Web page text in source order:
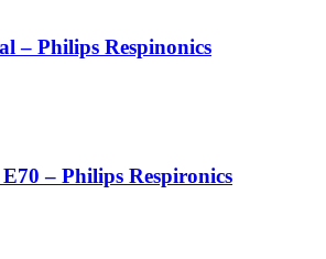
– Philips Respinonics
– Philips Respironics